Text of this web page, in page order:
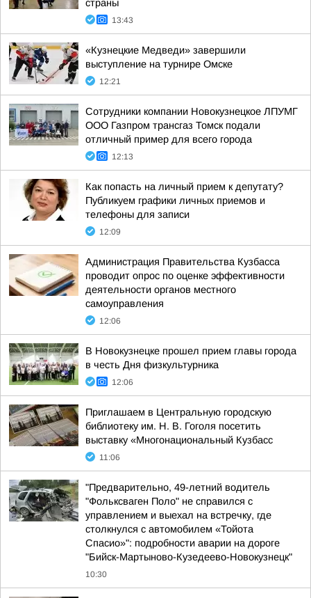
страны
13:43
«Кузнецкие Медведи» завершили
выступление на турнире Омске
12:21
Сотрудники компании Новокузнецкое ЛПУМГ
ООО Газпром трансгаз Томск подали
отличный пример для всего города
12:13
Как попасть на личный прием к депутату?
Публикуем графики личных приемов и
телефоны для записи
12:09
Администрация Правительства Кузбасса
проводит опрос по оценке эффективности
деятельности органов местного
самоуправления
12:06
В Новокузнецке прошел прием главы города
в честь Дня физкультурника
12:06
Приглашаем в Центральную городскую
библиотеку им. Н. В. Гоголя посетить
выставку «Многонациональный Кузбасс
11:06
"Предварительно, 49-летний водитель
"Фольксваген Поло" не справился с
управлением и выехал на встречку, где
столкнулся с автомобилем «Тойота
Спасио»": подробности аварии на дороге
"Бийск-Мартыново-Кузедеево-Новокузнецк"
10:30